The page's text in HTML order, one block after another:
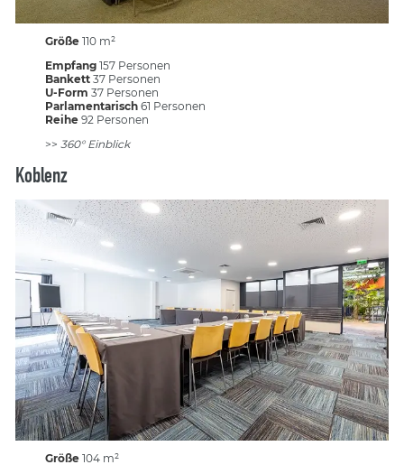
Größe 110 m²
Empfang 157 Personen
Bankett 37 Personen
U-Form 37 Personen
Parlamentarisch 61 Personen
Reihe92 Personen
>>360° Einblick
Koblenz
Größe 104 m²